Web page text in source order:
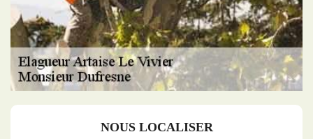
NOUS LOCALISER